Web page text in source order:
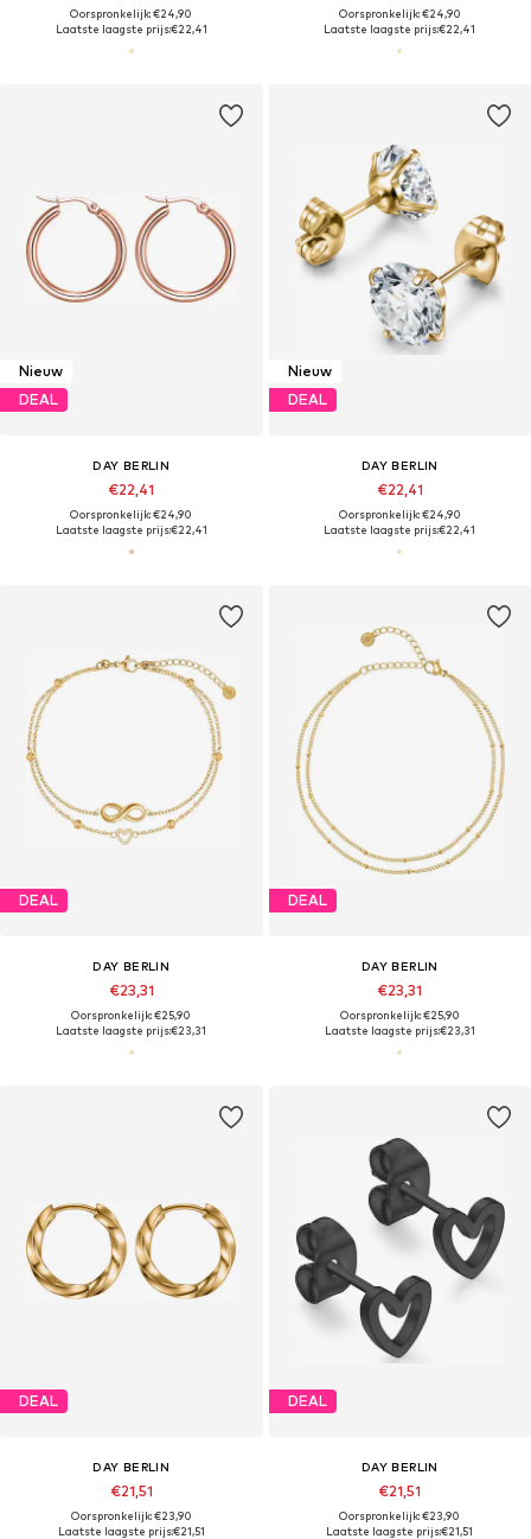
Oorspronkelijk: €24,90
Laatste laagste prijs:€22,41
Oorspronkelijk: €24,90
Laatste laagste prijs:€22,41
Nieuw
DEAL
DAY BERLIN
€22,41
Oorspronkelijk: €24,90
Laatste laagste prijs:€22,41
Nieuw
DEAL
DAY BERLIN
€22,41
Oorspronkelijk: €24,90
Laatste laagste prijs:€22,41
DEAL
DAY BERLIN
€23,31
Oorspronkelijk: €25,90
Laatste laagste prijs:€23,31
DEAL
DAY BERLIN
€23,31
Oorspronkelijk: €25,90
Laatste laagste prijs:€23,31
DEAL
DAY BERLIN
€21,51
Oorspronkelijk: €23,90
Laatste laagste prijs:€21,51
DEAL
DAY BERLIN
€21,51
Oorspronkelijk: €23,90
Laatste laagste prijs:€21,51